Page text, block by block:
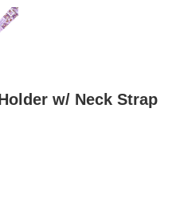
w/ Neck Strap